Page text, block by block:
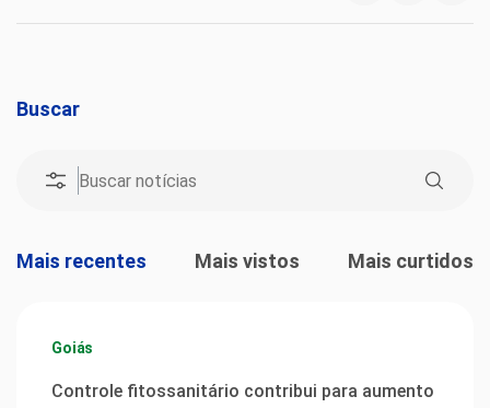
Buscar
Mais recentes Mais vistos Mais curtidos
Goiás
Controle fitossanitário contribui para aumento